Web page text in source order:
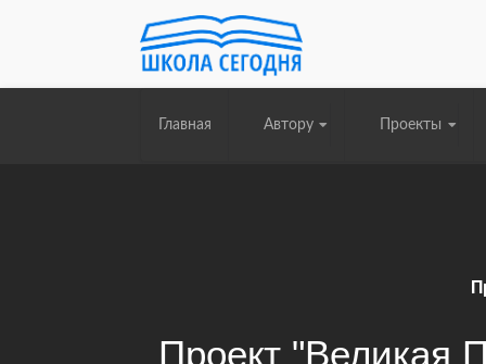
Главная Автору Проекты
Проект "Великая